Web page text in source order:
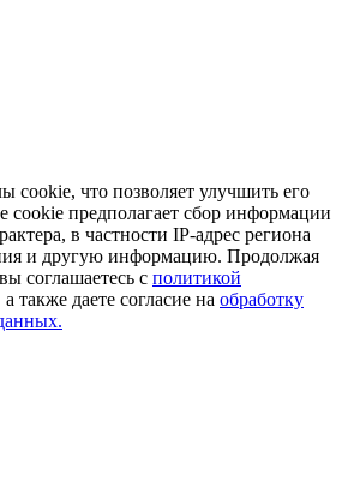
cookie, что позволяет улучшить его
cookie предполагает сбор информации
в частности IP-адрес региона
и другую информацию. Продолжая
соглашаетесь с политикой
а также даете согласие на обработку